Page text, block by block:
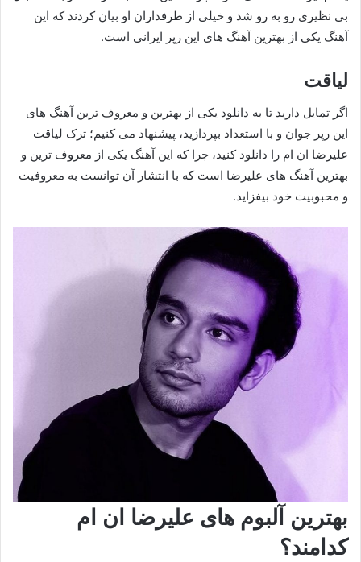
بی نظیری رو به رو شد و خیلی از طرفداران او بیان کردند که این
آهنگ یکی از بهترین آهنگ های این رپر ایرانی است.
لیاقت
اگر تمایل دارید تا به دانلود یکی از بهترین و معروف ترین آهنگ های
این رپر جوان و با استعداد بپردازید، پیشنهاد می کنیم؛ ترک لیاقت
علیرضا ان ام را دانلود کنید، چرا که این آهنگ یکی از معروف ترین و
بهترین آهنگ های علیرضا است که با انتشار آن توانست به معروفیت
و محبوبیت خود بیفزاید.
بهترین آلبوم های علیرضا ان ام
کدامند؟